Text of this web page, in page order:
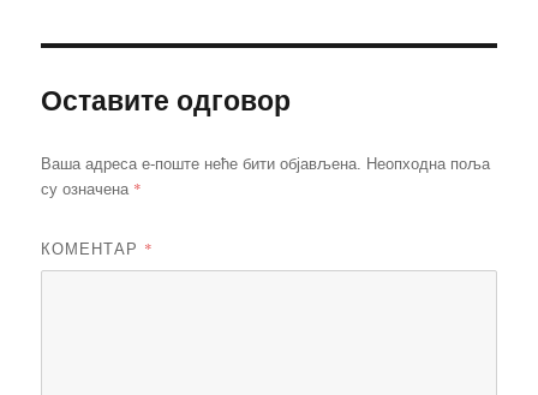
Оставите одговор
Ваша адреса е-поште неће бити објављена. Неопходна поља
су означена *
КОМЕНТАР *